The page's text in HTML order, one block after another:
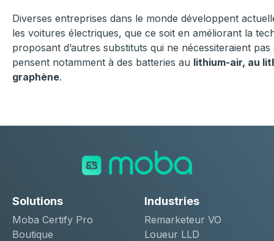
Diverses entreprises dans le monde développent
les voitures électriques, que ce soit en améliorant la
proposant d’autres substituts qui ne nécessiteraient
pensent notamment à des batteries au lithium-air, au
graphène.
Solutions
Moba Certify Pro
Boutique
Industries
Remarketeur VO
Loueur LLD